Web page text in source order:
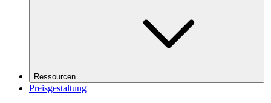
Ressourcen
Preisgestaltung